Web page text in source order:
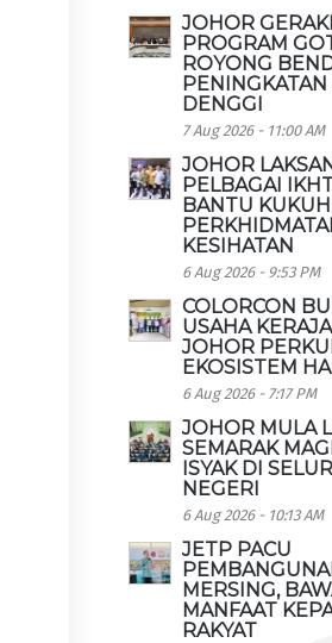
JOHOR
PROGRAM
ROYONG
PENINGKATAN
DENGGI
7 Aug 2026 - 11:00 AM
JOHOR
PELBAGAI
BANTU
KESIHATAN
6 Aug 2026 - 9:53 PM
COLORCON
USAHA
JOHOR
EKOSISTEM
6 Aug 2026 - 7:17 PM
JOHOR MULA
SEMARAK
ISYAK DI
NEGERI
6 Aug 2026 - 10:13 AM
JETP PACU
MERSING,
MANFAAT
RAKYAT